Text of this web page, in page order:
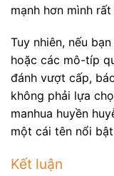
mạnh hơn mình rất
Tuy nhiên, nếu
hoặc các mô-típ
đánh vượt cấp,
không phải lựa
manhua huyền
một cái tên nổi
Kết luận